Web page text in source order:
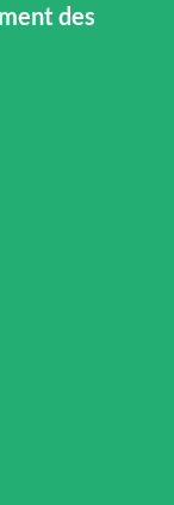
des